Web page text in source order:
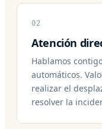
02
Atención
Hablamos
automáticos.
realizar el
resolver la